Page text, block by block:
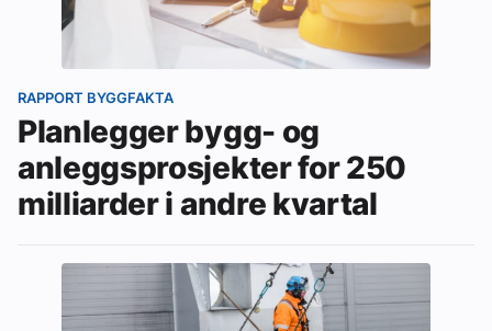
Ledige stillinger
eBlad
Aktivitetskalender
Bransjekommentar
RAPPORT BYGGFAKTA
Planlegger bygg- og
anleggsprosjekter for 250
milliarder i andre kvartal